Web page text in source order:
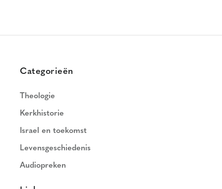
Categorieën
Theologie
Kerkhistorie
Israel en toekomst
Levensgeschiedenis
Audiopreken